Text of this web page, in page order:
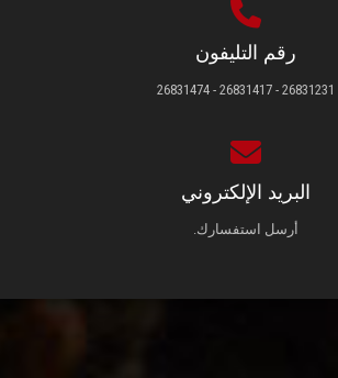
رقم التليفون
26831231 - 26831417 - 26831474
البريد الإلكتروني
أرسل استفسارك.